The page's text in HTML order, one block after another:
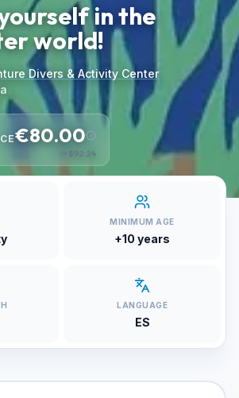
in the
world!
Divers & Activity Center
€80.00
$92.24
MINIMUM AGE
+10 years
LANGUAGE
ES